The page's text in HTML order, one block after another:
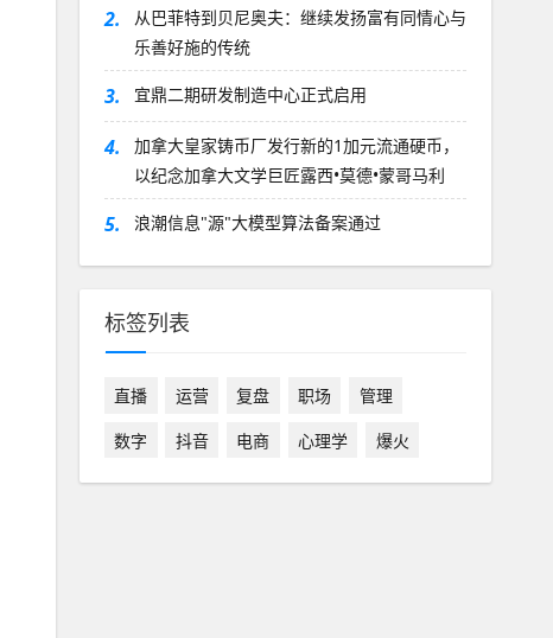
2.
从巴菲特到贝尼奥夫：继续发扬富有同情心与
乐善好施的传统
3. 宜鼎二期研发制造中心正式启用
4.
加拿大皇家铸币厂发行新的1加元流通硬币，
以纪念加拿大文学巨匠露西•莫德•蒙哥马利
5. 浪潮信息"源"大模型算法备案通过
标签列表
直播 运营 复盘 职场
管理
数字
抖音 电商 心理学 爆火